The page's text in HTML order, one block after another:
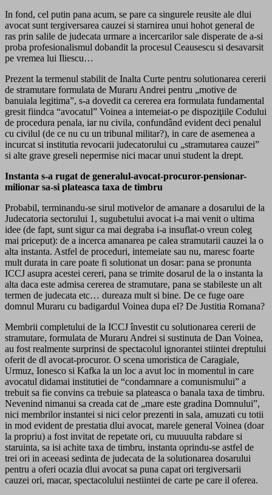
In fond, cel putin pana acum, se pare ca singurele reusite ale dlui
avocat sunt tergiversarea cauzei si starnirea unui hohot general de
ras prin salile de judecata urmare a incercarilor sale disperate de a-si
proba profesionalismul dobandit la procesul Ceausescu si desavarsit
pe vremea lui Iliescu…
Prezent la termenul stabilit de Inalta Curte pentru solutionarea cererii
de stramutare formulata de Muraru Andrei pentru „motive de
banuiala legitima”, s-a dovedit ca cererea era formulata fundamental
gresit fiindca “avocatul” Voinea a intemeiat-o pe dispoziţiile Codului
de procedura penala, iar nu civila, confundând evident deci penalul
cu civilul (de ce nu cu un tribunal militar?), in care de asemenea a
incurcat si institutia revocarii judecatorului cu „stramutarea cauzei”
si alte grave greseli nepermise nici macar unui student la drept.
Instanta s-a rugat de generalul-avocat-procuror-pensionar-
milionar sa-si plateasca taxa de timbru
Probabil, terminandu-se sirul motivelor de amanare a dosarului de la
Judecatoria sectorului 1, sugubetului avocat i-a mai venit o ultima
idee (de fapt, sunt sigur ca mai degraba i-a insuflat-o vreun coleg
mai priceput): de a incerca amanarea pe calea stramutarii cauzei la o
alta instanta. Astfel de proceduri, intemeiate sau nu, maresc foarte
mult durata in care poate fi solutionat un dosar: pana se pronunta
ICCJ asupra acestei cereri, pana se trimite dosarul de la o instanta la
alta daca este admisa cererea de stramutare, pana se stabileste un alt
termen de judecata etc… dureaza mult si bine. De ce fuge oare
domnul Muraru cu badigardul Voinea dupa el? De Justitia Romana?
Membrii completului de la ICCJ învestit cu solutionarea cererii de
stramutare, formulata de Muraru Andrei si sustinuta de Dan Voinea,
au fost realmente surprinsi de spectacolul ignorantei stiintei dreptului
oferit de dl avocat-procuror. O scena umoristica de Caragiale,
Urmuz, Ionesco si Kafka la un loc a avut loc in momentul in care
avocatul didamai institutiei de “condamnare a comunismului” a
trebuit sa fie convins ca trebuie sa plateasca o banala taxa de timbru.
Nevenind nimanui sa creada cat de „mare este gradina Domnului”,
nici membrilor instantei si nici celor prezenti in sala, amuzati cu totii
in mod evident de prestatia dlui avocat, marele general Voinea (doar
la propriu) a fost invitat de repetate ori, cu muuuulta rabdare si
staruinta, sa isi achite taxa de timbru, instanta oprindu-se astfel de
trei ori in aceeasi sedinta de judecata de la solutionarea dosarului
pentru a oferi ocazia dlui avocat sa puna capat ori tergiversarii
cauzei ori, macar, spectacolului nestiintei de carte pe care il oferea.